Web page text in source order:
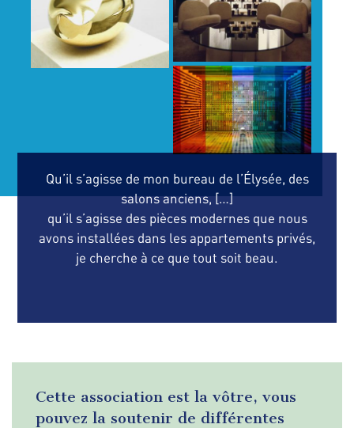
Qu’il s’agisse de mon bureau de l’Élysée, des
salons anciens, […]
qu’il s’agisse des pièces modernes que nous
avons installées dans les appartements privés,
je cherche à ce que tout soit beau.
Cette association est la vôtre, vous
pouvez la soutenir de différentes